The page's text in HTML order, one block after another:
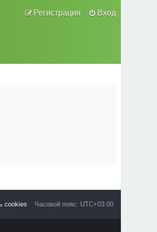
Вход
Регистрация
Часовой пояс: UTC+03:00
cookies